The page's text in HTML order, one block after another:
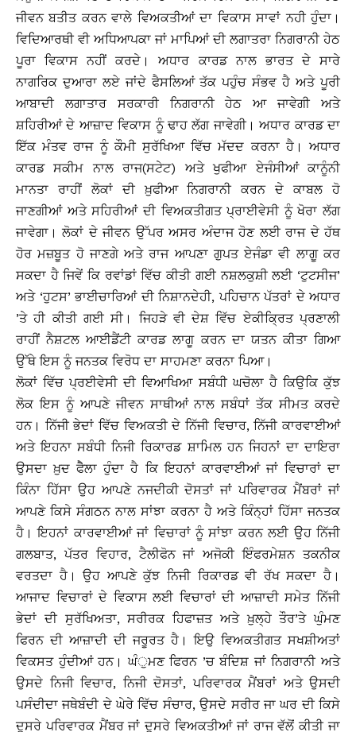
ਜੀਵਨ ਬਤੀਤ ਕਰਨ ਵਾਲੇ ਵਿਅਕਤੀਆਂ ਦਾ ਵਿਕਾਸ ਸਾਵਾਂ ਨਹੀ ਹੁੰਦਾ।
ਵਿਦਿਆਰਥੀ ਵੀ ਅਧਿਆਪਕਾ ਜਾਂ ਮਾਪਿਆਂ ਦੀ ਲਗਾਤਰਾ ਨਿਗਰਾਨੀ ਹੇਠ
ਪੂਰਾ ਵਿਕਾਸ ਨਹੀਂ ਕਰਦੇ। ਅਧਾਰ ਕਾਰਡ ਨਾਲ ਭਾਰਤ ਦੇ ਸਾਰੇ
ਨਾਗਰਿਕ ਦੁਆਰਾ ਲਏ ਜਾਂਦੇ ਫੈਸਲਿਆਂ ਤੱਕ ਪਹੁੰਚ ਸੰਭਵ ਹੈ ਅਤੇ ਪੂਰੀ
ਆਬਾਦੀ ਲਗਾਤਾਰ ਸਰਕਾਰੀ ਨਿਗਰਾਨੀ ਹੇਠ ਆ ਜਾਵੇਗੀ ਅਤੇ
ਸ਼ਹਿਰੀਆਂ ਦੇ ਆਜ਼ਾਦ ਵਿਕਾਸ ਨੂੰ ਢਾਹ ਲੱਗ ਜਾਵੇਗੀ। ਅਧਾਰ ਕਾਰਡ ਦਾ
ਇੱਕ ਮੰਤਵ ਰਾਜ ਨੂੰ ਕੌਮੀ ਸੁਰੱਖਿਆ ਵਿੱਚ ਮੱਦਦ ਕਰਨਾ ਹੈ। ਅਧਾਰ
ਕਾਰਡ ਸਕੀਮ ਨਾਲ ਰਾਜ(ਸਟੇਟ) ਅਤੇ ਖੁਫੀਆ ਏਜੰਸੀਆਂ ਕਾਨੂੰਨੀ
ਮਾਨਤਾ ਰਾਹੀਂ ਲੋਕਾਂ ਦੀ ਖ਼ੁਫੀਆ ਨਿਗਰਾਨੀ ਕਰਨ ਦੇ ਕਾਬਲ ਹੋ
ਜਾਣਗੀਆਂ ਅਤੇ ਸਹਿਰੀਆਂ ਦੀ ਵਿਅਕਤੀਗਤ ਪ੍ਰਾਈਵੇਸੀ ਨੂੰ ਖੋਰਾ ਲੱਗ
ਜਾਵੇਗਾ। ਲੋਕਾਂ ਦੇ ਜੀਵਨ ਉੱਪਰ ਅਸਰ ਅੰਦਾਜ ਹੋਣ ਲਈ ਰਾਜ ਦੇ ਹੱਥ
ਹੋਰ ਮਜ਼ਬੂਤ ਹੋ ਜਾਣਗੇ ਅਤੇ ਰਾਜ ਆਪਣਾ ਗੁਪਤ ਏਜੰਡਾ ਵੀ ਲਾਗੂ ਕਰ
ਸਕਦਾ ਹੈ ਜਿਵੇਂ ਕਿ ਰਵਾਂਡਾਂ ਵਿੱਚ ਕੀਤੀ ਗਈ ਨਸ਼ਲਕੁਸ਼ੀ ਲਈ ‘ਟੁਟਸੀਜ’
ਅਤੇ ‘ਹੁਟਸ’ ਭਾਈਚਾਰਿਆਂ ਦੀ ਨਿਸ਼ਾਨਦੇਹੀ, ਪਹਿਚਾਨ ਪੱਤਰਾਂ ਦੇ ਅਧਾਰ
’ਤੇ ਹੀ ਕੀਤੀ ਗਈ ਸੀ। ਜਿਹੜੇ ਵੀ ਦੇਸ਼ ਵਿੱਚ ਏਕੀਕਿ੍ਰਤ ਪ੍ਰਣਾਲੀ
ਰਾਹੀਂ ਨੈਸ਼ਟਲ ਆਈਡੈਂਟੀ ਕਾਰਡ ਲਾਗੂ ਕਰਨ ਦਾ ਯਤਨ ਕੀਤਾ ਗਿਆ
ਉੱਥੇ ਇਸ ਨੂੰ ਜਨਤਕ ਵਿਰੋਧ ਦਾ ਸਾਹਮਣਾ ਕਰਨਾ ਪਿਆ।
ਲੋਕਾਂ ਵਿੱਚ ਪ੍ਰਈਵੇਸੀ ਦੀ ਵਿਆਖਿਆ ਸਬੰਧੀ ਘਚੋਲਾ ਹੈ ਕਿਉਕਿ ਕੁੱਝ
ਲੋਕ ਇਸ ਨੂੰ ਆਪਣੇ ਜੀਵਨ ਸਾਥੀਆਂ ਨਾਲ ਸਬੰਧਾਂ ਤੱਕ ਸੀਮਤ ਕਰਦੇ
ਹਨ। ਨਿੱਜੀ ਭੇਦਾਂ ਵਿੱਚ ਵਿਅਕਤੀ ਦੇ ਨਿੱਜੀ ਵਿਚਾਰ, ਨਿੱਜੀ ਕਾਰਵਾਈਆਂ
ਅਤੇ ਇਹਨਾ ਸਬੰਧੀ ਨਿਜੀ ਰਿਕਾਰਡ ਸ਼ਾਮਿਲ ਹਨ ਜਿਹਨਾਂ ਦਾ ਦਾਇਰਾ
ਉਸਦਾ ਖ਼ੁਦ ਫੈੋਲਾ ਹੁੰਦਾ ਹੈ ਕਿ ਇਹਨਾਂ ਕਾਰਵਾਈਆਂ ਜਾਂ ਵਿਚਾਰਾਂ ਦਾ
ਕਿੰਨਾ ਹਿੱਸਾ ਉਹ ਆਪਣੇ ਨਜਦੀਕੀ ਦੋਸਤਾਂ ਜਾਂ ਪਰਿਵਾਰਕ ਮੈਂਬਰਾਂ ਜਾਂ
ਆਪਣੇ ਕਿਸੇ ਸੰਗਠਨ ਨਾਲ ਸਾਂਝਾ ਕਰਨਾ ਹੈ ਅਤੇ ਕਿੰਨ੍ਹਾਂ ਹਿੱਸਾ ਜਨਤਕ
ਹੈ। ਇਹਨਾਂ ਕਾਰਵਾਈਆਂ ਜਾਂ ਵਿਚਾਰਾਂ ਨੂੰ ਸਾਂਝਾ ਕਰਨ ਲਈ ਉਹ ਨਿੱਜੀ
ਗਲਬਾਤ, ਪੱਤਰ ਵਿਹਾਰ, ਟੈਲੀਫੋਨ ਜਾਂ ਅਜੋਕੀ ਇੰਫਰਮੇਸ਼ਨ ਤਕਨੀਕ
ਵਰਤਦਾ ਹੈ। ਉਹ ਆਪਣੇ ਕੁੱਝ ਨਿਜੀ ਰਿਕਾਰਡ ਵੀ ਰੱਖ ਸਕਦਾ ਹੈ।
ਆਜਾਦ ਵਿਚਾਰਾਂ ਦੇ ਵਿਕਾਸ ਲਈ ਵਿਚਾਰਾਂ ਦੀ ਆਜ਼ਾਦੀ ਸਮੇਤ ਨਿੱਜੀ
ਭੇਦਾਂ ਦੀ ਸੁਰੱਖਿਅਤਾ, ਸਰੀਰਕ ਹਿਫਾਜ਼ਤ ਅਤੇ ਖ਼ੁਲ੍ਹੇ ਤੌਰ’ਤੇ ਘੁੰਮਣ
ਫਿਰਨ ਦੀ ਆਜ਼ਾਦੀ ਦੀ ਜਰੂਰਤ ਹੈ। ਇਉ ਵਿਅਕਤੀਗਤ ਸਖਸ਼ੀਅਤਾਂ
ਵਿਕਸਤ ਹੁੰਦੀਆਂ ਹਨ। ਘੰੁਮਣ ਫਿਰਨ ’ਚ ਬੰਦਿਸ਼ ਜਾਂ ਨਿਗਰਾਨੀ ਅਤੇ
ਉਸਦੇ ਨਿਜੀ ਵਿਚਾਰ, ਨਿਜੀ ਦੋਸਤਾਂ, ਪਰਿਵਾਰਕ ਮੈਂਬਰਾਂ ਅਤੇ ਉਸਦੀ
ਪਸੰਦੀਦਾ ਜਥੇਬੰਦੀ ਦੇ ਘੇਰੇ ਵਿੱਚ ਸੰਚਾਰ, ਉਸਦੇ ਸਰੀਰ ਜਾ ਘਰ ਦੀ ਕਿਸੇ
ਦੂਸਰੇ ਪਰਿਵਾਰਕ ਮੈਂਬਰ ਜਾਂ ਦੂਸਰੇ ਵਿਅਕਤੀਆਂ ਜਾਂ ਰਾਜ ਵੱਲੋਂ ਕੀਤੀ ਜਾ